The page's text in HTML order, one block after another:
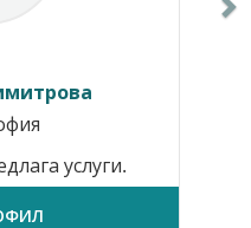
услуги.